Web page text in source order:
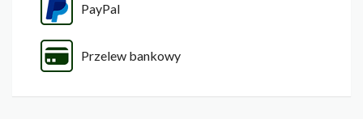
PayPal
Przelew bankowy